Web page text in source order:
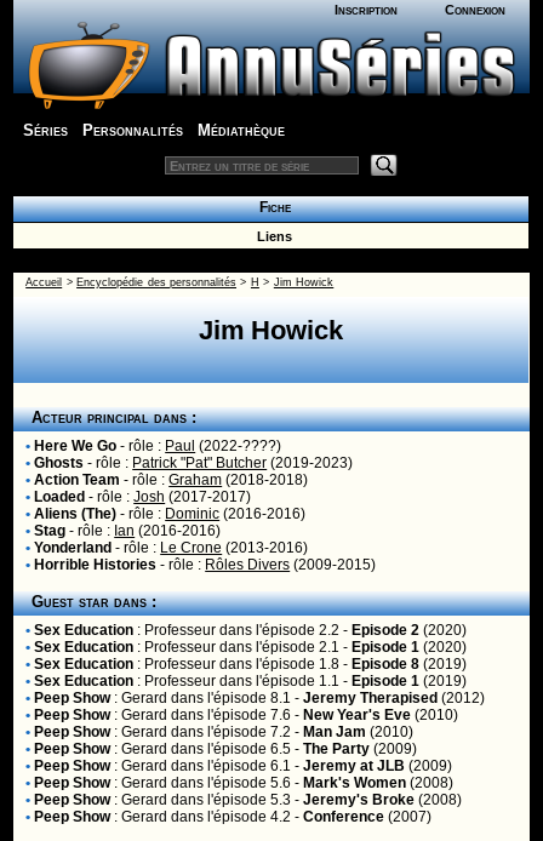
Inscription Connexion
Séries Personnalités Médiathèque
Fiche
Liens
Accueil > Encyclopédie des personnalités > H > Jim Howick
Jim Howick
Acteur principal dans :
• Here We Go - rôle : Paul (2022-????)
• Ghosts - rôle : Patrick "Pat" Butcher (2019-2023)
• Action Team - rôle :Graham (2018-2018)
• Loaded - rôle :Josh (2017-2017)
• Aliens (The) - rôle : Dominic (2016-2016)
• Stag - rôle : Ian (2016-2016)
• Yonderland - rôle : Le Crone (2013-2016)
• Horrible Histories - rôle : Rôles Divers (2009-2015)
Guest star dans :
• Sex Education : Professeur dans l'épisode 2.2 - Episode 2 (2020)
• Sex Education : Professeur dans l'épisode 2.1 - Episode 1 (2020)
• Sex Education : Professeur dans l'épisode 1.8 - Episode 8 (2019)
• Sex Education : Professeur dans l'épisode 1.1 - Episode 1 (2019)
• Peep Show:Gerard dans l'épisode 8.1 -Jeremy Therapised (2012)
• Peep Show:Gerard dans l'épisode 7.6 - New Year's Eve (2010)
• Peep Show:Gerard dans l'épisode 7.2 - Man Jam (2010)
• Peep Show:Gerard dans l'épisode 6.5 -The Party (2009)
• Peep Show:Gerard dans l'épisode 6.1 -Jeremy at JLB (2009)
• Peep Show:Gerard dans l'épisode 5.6 - Mark's Women (2008)
• Peep Show:Gerard dans l'épisode 5.3 -Jeremy's Broke (2008)
• Peep Show:Gerard dans l'épisode 4.2 -Conference (2007)